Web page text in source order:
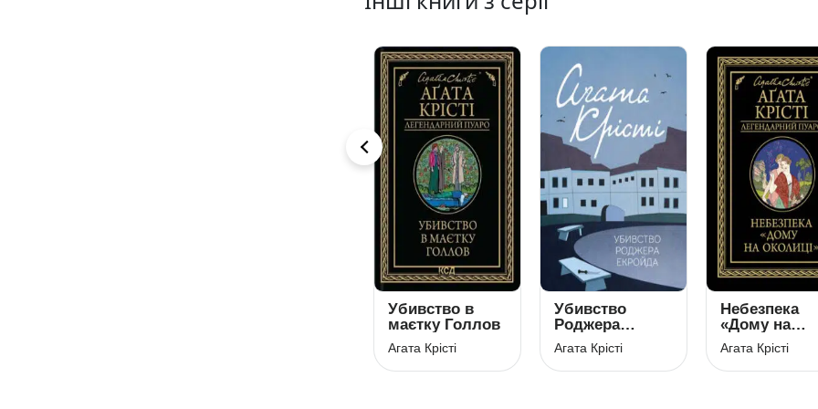
Убивство в
маєтку Голлов
Агата Крісті
Убивство
Роджера
Екройда
Агата Крісті
Небезпека
«Дому на
околиці»
Агата Крісті